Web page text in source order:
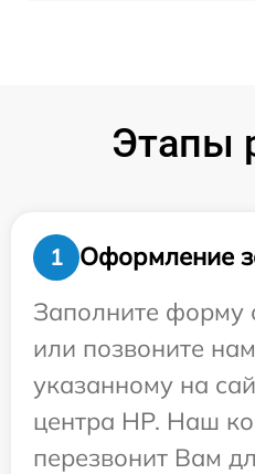
Этапы
1
Оформление
Заполните форму
или позвоните
указанному на
центра HP. Наш
перезвонит Вам